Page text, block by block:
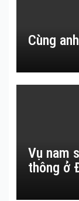
Cùng
Vụ nam
thông ở